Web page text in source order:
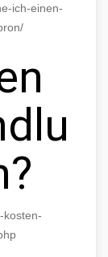
ich-einen-
kosten-